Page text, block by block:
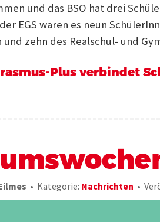
und das BSO hat drei
EGS waren es neun
zehn des Realschul- und
Plus verbindet
Kategorie: Nachrichten